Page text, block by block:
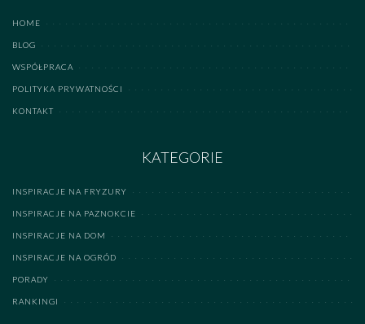
HOME
BLOG
WSPÓŁPRACA
POLITYKA PRYWATNOŚCI
KONTAKT
KATEGORIE
INSPIRACJE NA FRYZURY
INSPIRACJE NA PAZNOKCIE
INSPIRACJE NA DOM
INSPIRACJE NA OGRÓD
PORADY
RANKINGI